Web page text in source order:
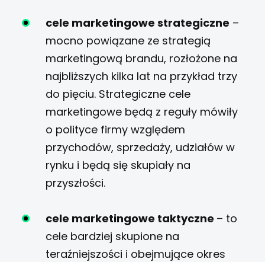
cele marketingowe strategiczne –
mocno powiązane ze strategią
marketingową brandu, rozłożone na
najbliższych kilka lat na przykład trzy
do pięciu. Strategiczne cele
marketingowe będą z reguły mówiły
o polityce firmy względem
przychodów, sprzedaży, udziałów w
rynku i będą się skupiały na
przyszłości.
cele marketingowe taktyczne – to
cele bardziej skupione na
teraźniejszości i obejmujące okres